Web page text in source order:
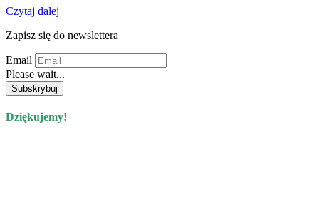
Czytaj dalej
Zapisz się do newslettera
Email
Please wait...
Dziękujemy!